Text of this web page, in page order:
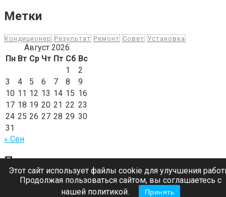
Метки
Кондиционер Результат Ремонт Совет Установка
Август 2026
Пн Вт Ср Чт Пт Сб Вс
1
2
3
4 5 6 7 8
9
10 11 12 13 14 15 16
17 18 19 20 21 22 23
24 25 26 27 28 29 30
31
« Сен
Последние комментарии
Этот сайт использует файлы cookie для улучшения
Продолжая пользоваться сайтом, вы соглашаетесь с
нашей политикой.
Принять
Тема SkyWP для WordPress